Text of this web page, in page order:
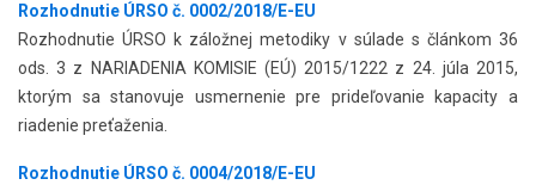
Rozhodnutie ÚRSO č. 0002/2018/E-EU
Rozhodnutie ÚRSO k záložnej metodiky v súlade s článkom 36
ods. 3 z NARIADENIA KOMISIE (EÚ) 2015/1222 z 24. júla 2015,
ktorým sa stanovuje usmernenie pre prideľovanie kapacity a
riadenie preťaženia.
Rozhodnutie ÚRSO č. 0004/2018/E-EU